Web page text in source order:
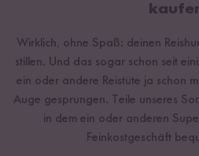
Wirklich, ohne Spaß: deinen
stillen. Und das sogar schon seit
ein oder andere Reistüte ja schon
Auge gesprungen. Teile unseres
in dem ein oder anderen
Feinkostgeschäft